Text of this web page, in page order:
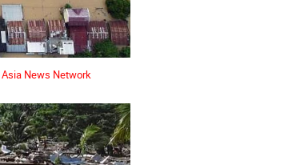
Asia News Network